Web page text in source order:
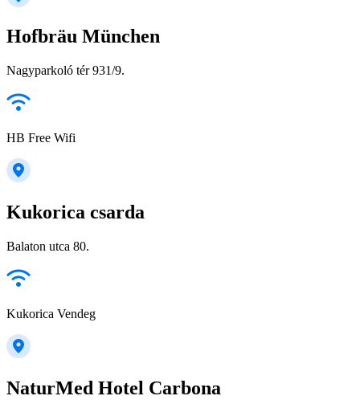
Hofbräu München
Nagyparkoló tér 931/9.
HB Free Wifi
Kukorica csarda
Balaton utca 80.
Kukorica Vendeg
NaturMed Hotel Carbona